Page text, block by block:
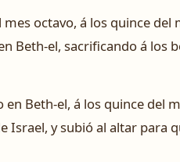
octavo, á los quince
Beth-el, sacrificando á los
Beth-el, á los quince del
Israel, y subió al altar para